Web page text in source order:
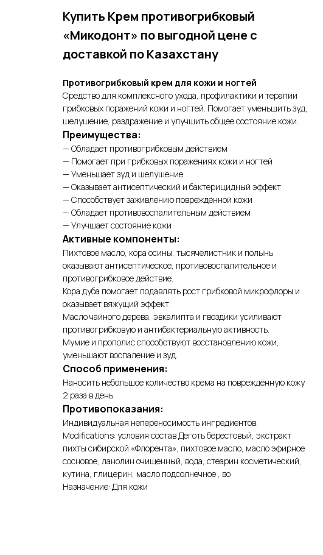
Купить Крем противогрибковый
«Микодонт» по выгодной цене с
доставкой по Казахстану
Противогрибковый крем для кожи и ногтей
Средство для комплексного ухода, профилактики и терапии
грибковых поражений кожи и ногтей. Помогает уменьшить зуд,
шелушение, раздражение и улучшить общее состояние кожи.
Преимущества:
— Обладает противогрибковым действием
— Помогает при грибковых поражениях кожи и ногтей
— Уменьшает зуд и шелушение
— Оказывает антисептический и бактерицидный эффект
— Способствует заживлению повреждённой кожи
— Обладает противовоспалительным действием
— Улучшает состояние кожи
Активные компоненты:
Пихтовое масло, кора осины, тысячелистник и полынь
оказывают антисептическое, противовоспалительное и
противогрибковое действие.
Кора дуба помогает подавлять рост грибковой микрофлоры и
оказывает вяжущий эффект.
Масло чайного дерева, эвкалипта и гвоздики усиливают
противогрибковую и антибактериальную активность.
Мумие и прополис способствуют восстановлению кожи,
уменьшают воспаление и зуд.
Способ применения:
Наносить небольшое количество крема на повреждённую кожу
2 раза в день.
Противопоказания:
Индивидуальная непереносимость ингредиентов.
Modifications: условия состав Деготь берестовый, экстракт
пихты сибирской «Флорента», пихтовое масло, масло эфирное
сосновое, ланолин очищенный, вода, стеарин косметический,
кутина, глицерин, масло подсолнечное , во
Назначение: Для кожи